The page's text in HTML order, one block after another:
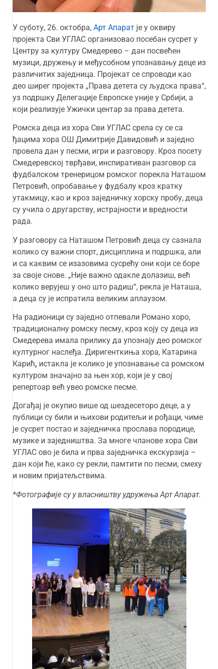
У суботу, 26. октобра, Арт Апарат је у оквиру
пројекта Сви УГЛАС организовао посебан сусрет у
Центру за културу Смедерево – дан посвећен
музици, дружењу и међусобном упознавању деце из
различитих заједница. Пројекат се спроводи као
део ширег пројекта „Права детета су људска права“,
уз подршку Делегације Европске уније у Србији, а
који реализује Ужички центар за права детета.
Ромска деца из хора Сви УГЛАС срела су се са
ђацима хора ОШ Димитрије Давидовић и заједно
провела дан у песми, игри и разговору. Кроз посету
Смедеревској тврђави, инспиративан разговор са
фудбалском тренерицом ромског порекла Наташом
Петровић, опробавање у фудбалу кроз кратку
утакмицу, као и кроз заједничку хорску пробу, деца
су учила о другарству, истрајности и вредности
рада.
У разговору са Наташом Петровић деца су сазнала
колико су важни спорт, дисциплина и подршка, али
и са каквим се изазовима сусрећу они који се боре
за своје снове. „Није важно одакле долазиш, већ
колико верујеш у оно што радиш“, рекла је Наташа,
а деца су је испратила великим аплаузом.
На радионици су заједно отпевали Романо хоро,
традиционалну ромску песму, кроз коју су деца из
Смедерева имала прилику да упознају део ромског
културног наслеђа. Диригенткиња хора, Катарина
Карић, истакла је колико је упознавање са ромском
културом значајно за њен хор, који је у свој
репертоар већ увео ромске песме.
Догађај је окупио више од шездесеторо деце, а у
публици су били и њихови родитељи и рођаци, чиме
је сусрет постао и заједничка прослава породице,
музике и заједништва. За многе чланове хора Сви
УГЛАС ово је била и прва заједничка екскурзија –
дан који ће, како су рекли, памтити по песми, смеху
и новим пријатељствима.
*Фотографије су у власништву удружења Арт Апарат.